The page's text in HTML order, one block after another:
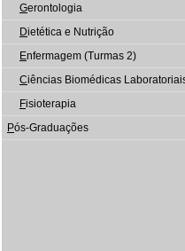
Gerontologia
Dietética e Nutrição
Enfermagem (Turmas 2)
Ciências Biomédicas
Fisioterapia
Pós-Graduações